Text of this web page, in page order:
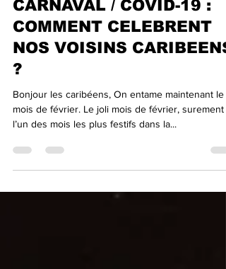
13 févr. 2021
7 min de lecture
CARNAVAL / COVID-19 :
COMMENT CELEBRENT
NOS VOISINS CARIBEENS
?
Bonjour les caribéens, On entame maintenant le